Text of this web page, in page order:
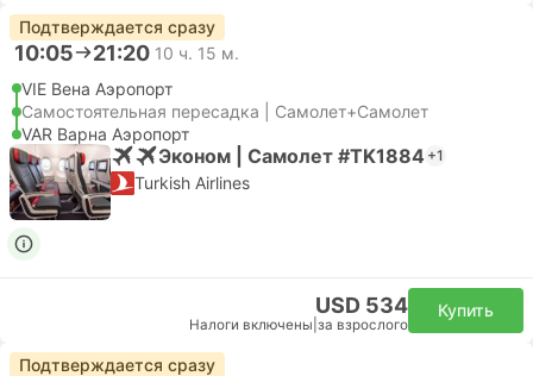
Подтверждается сразу
10:05 21:20 10 ч. 15 м.
VIE Вена Аэропорт
Самостоятельная пересадка | Самолет+Самолет
VAR Варна Аэропорт
Эконом | Самолет #TK1884 +1
Turkish Airlines
USD 534
Налоги включены за взрослого
Купить
Подтверждается сразу